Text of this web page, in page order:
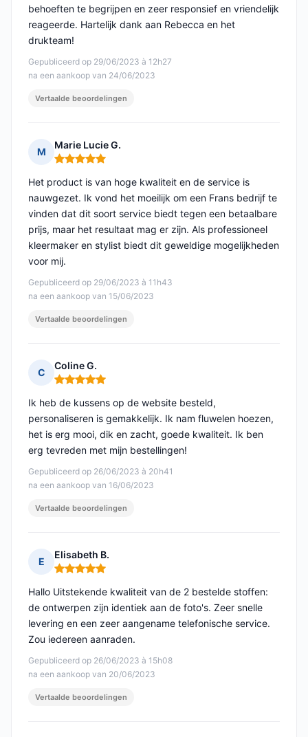
Gepubliceerd op 29/06/2023 à 12h27
na een aankoop van 24/06/2023
behoeften te begrijpen en zeer responsief en vriendelijk
reageerde. Hartelijk dank aan Rebecca en het
drukteam!
Vertaalde beoordelingen
M
Marie Lucie G.
Opmerking: 5 van 5
Gepubliceerd op 29/06/2023 à 11h43
na een aankoop van 15/06/2023
Het product is van hoge kwaliteit en de service is
nauwgezet. Ik vond het moeilijk om een Frans bedrijf te
vinden dat dit soort service biedt tegen een betaalbare
prijs, maar het resultaat mag er zijn. Als professioneel
kleermaker en stylist biedt dit geweldige mogelijkheden
voor mij.
Vertaalde beoordelingen
C
Coline G.
Opmerking: 5 van 5
Gepubliceerd op 26/06/2023 à 20h41
na een aankoop van 16/06/2023
Ik heb de kussens op de website besteld,
personaliseren is gemakkelijk. Ik nam fluwelen hoezen,
het is erg mooi, dik en zacht, goede kwaliteit. Ik ben
erg tevreden met mijn bestellingen!
Vertaalde beoordelingen
E
Elisabeth B.
Opmerking: 5 van 5
Gepubliceerd op 26/06/2023 à 15h08
na een aankoop van 20/06/2023
Hallo Uitstekende kwaliteit van de 2 bestelde stoffen:
de ontwerpen zijn identiek aan de foto's. Zeer snelle
levering en een zeer aangename telefonische service.
Zou iedereen aanraden.
Vertaalde beoordelingen